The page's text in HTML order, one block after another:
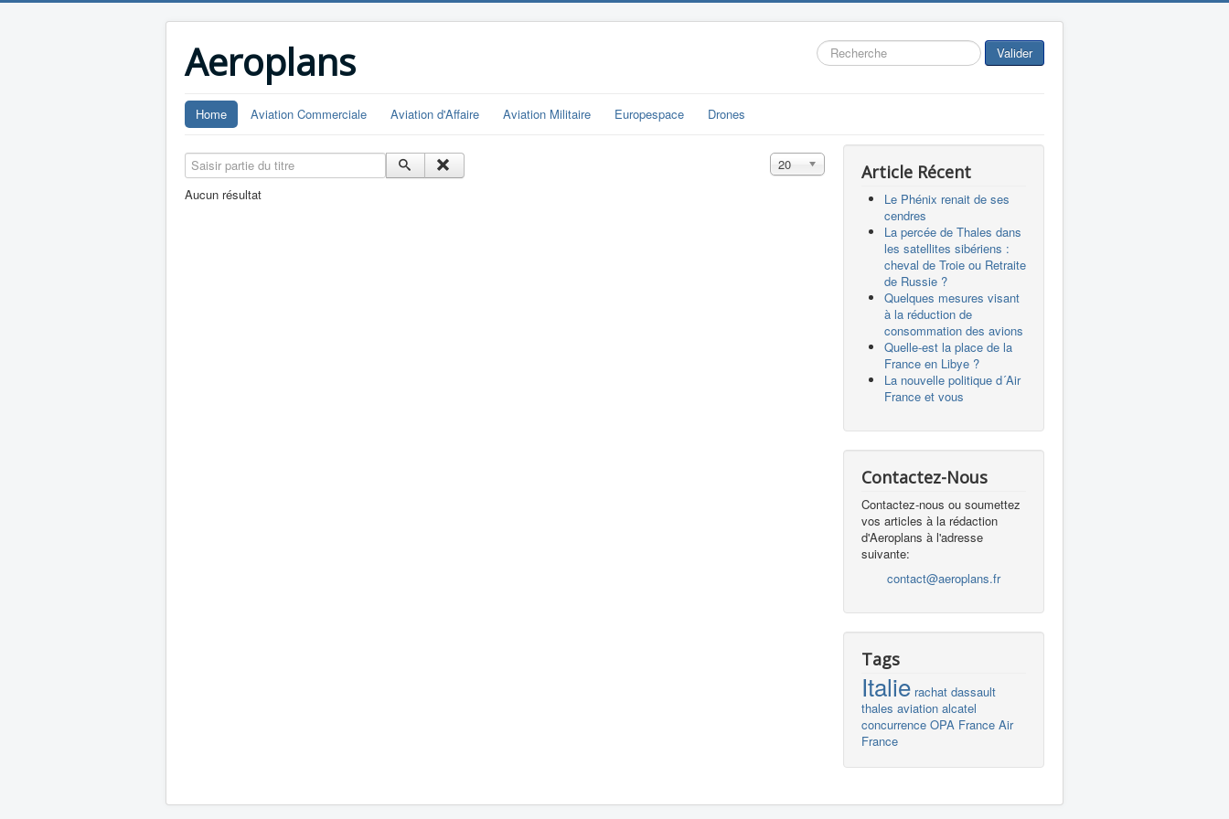
Aeroplans Rechercher Valider
Home Aviation Commerciale Aviation d'Affaire Aviation Militaire Europespace Drones
Saisir partie du titre Affichage #
20
Aucun résultat
Article Récent
Le Phénix renait de ses
cendres
La percée de Thales dans
les satellites sibériens :
cheval de Troie ou Retraite
de Russie ?
Quelques mesures visant
à la réduction de
consommation des avions
Quelle-est la place de la
France en Libye ?
La nouvelle politique d´Air
France et vous
Contactez-Nous
Contactez-nous ou soumettez
vos articles à la rédaction
d'Aeroplans à l'adresse
suivante:
contact@aeroplans.fr
Tags
Italie rachat dassault
thales aviation alcatel
concurrence OPA France Air
France